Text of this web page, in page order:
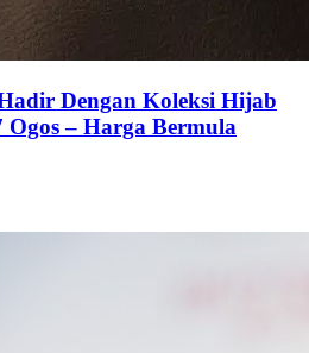
Dengan Koleksi Hijab
Ogos – Harga Bermula